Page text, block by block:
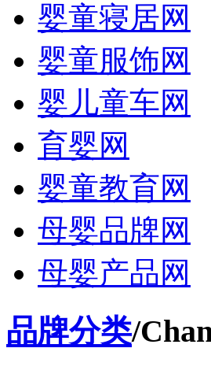
婴童寝居网
婴童服饰网
婴儿童车网
育婴网
婴童教育网
母婴品牌网
母婴产品网
品牌分类/